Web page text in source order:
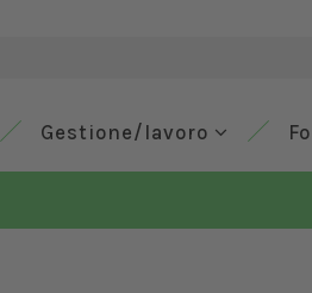
Gestione/lavoro